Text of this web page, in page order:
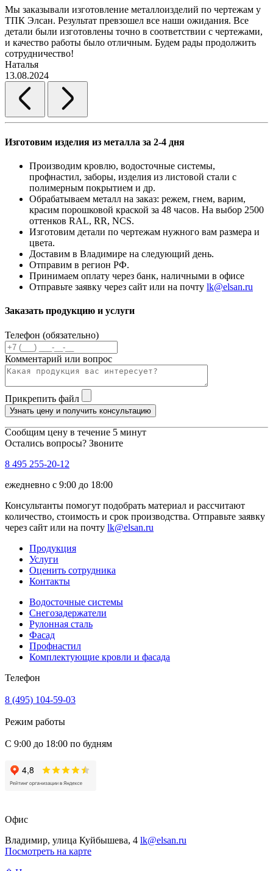
Мы заказывали изготовление металлоизделий по чертежам у
ТПК Элсан. Результат превзошел все наши ожидания. Все
детали были изготовлены точно в соответствии с чертежами,
и качество работы было отличным. Будем рады продолжить
сотрудничество!
Наталья
13.08.2024
Изготовим изделия из металла за 2-4 дня
Производим кровлю, водосточные системы,
профнастил, заборы, изделия из листовой стали с
полимерным покрытием и др.
Обрабатываем металл на заказ: режем, гнем, варим,
красим порошковой краской за 48 часов. На выбор 2500
оттенков RAL, RR, NCS.
Изготовим детали по чертежам нужного вам размера и
цвета.
Доставим в Владимире на следующий день.
Отправим в регион РФ.
Принимаем оплату через банк, наличными в офисе
Отправьте заявку через сайт или на почту lk@elsan.ru
Заказать продукцию и услуги
Телефон (обязательно)
Комментарий или вопрос
Прикрепить файл
Узнать цену и получить консультацию
Сообщим цену в течение 5 минут
Остались вопросы? Звоните
8 495 255-20-12
ежедневно с 9:00 до 18:00
Консультанты помогут подобрать материал и рассчитают
количество, стоимость и срок производства. Отправьте заявку
через сайт или на почту lk@elsan.ru
Продукция
Услуги
Оценить сотрудника
Контакты
Водосточные системы
Снегозадержатели
Рулонная сталь
Фасад
Профнастил
Комплектующие кровли и фасада
Телефон
8 (495) 104-59-03
Режим работы
С 9:00 до 18:00 по будням
Офис
Владимир, улица Куйбышева, 4 lk@elsan.ru
Посмотреть на карте